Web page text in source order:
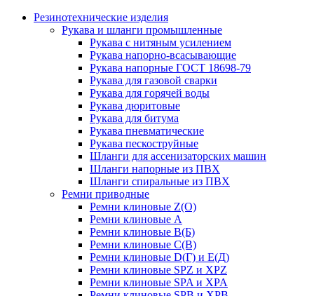
Резинотехнические изделия
Рукава и шланги промышленные
Рукава с нитяным усилением
Рукава напорно-всасывающие
Рукава напорные ГОСТ 18698-79
Рукава для газовой сварки
Рукава для горячей воды
Рукава дюритовые
Рукава для битума
Рукава пневматические
Рукава пескоструйные
Шланги для ассенизаторских машин
Шланги напорные из ПВХ
Шланги спиральные из ПВХ
Ремни приводные
Ремни клиновые Z(О)
Ремни клиновые А
Ремни клиновые В(Б)
Ремни клиновые С(В)
Ремни клиновые D(Г) и Е(Д)
Ремни клиновые SPZ и XPZ
Ремни клиновые SPA и XPA